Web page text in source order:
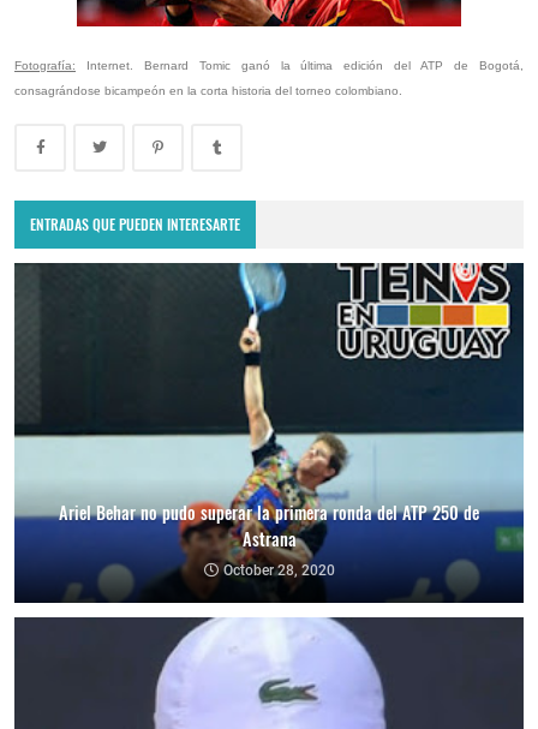
Fotografía: Internet. Bernard Tomic ganó la última edición del ATP de Bogotá,
consagrándose bicampeón en la corta historia del torneo colombiano.
ENTRADAS QUE PUEDEN INTERESARTE
Ariel Behar no pudo superar la primera ronda del ATP 250 de
Astrana
October 28, 2020